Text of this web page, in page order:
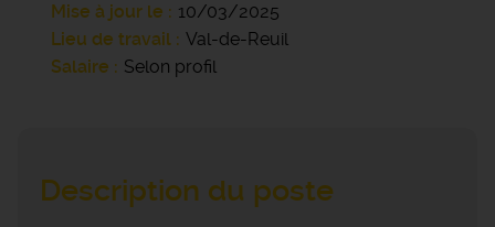
Mise à jour le
10/03/2025
Lieu de travail
Val-de-Reuil
Salaire
Selon profil
Description du poste